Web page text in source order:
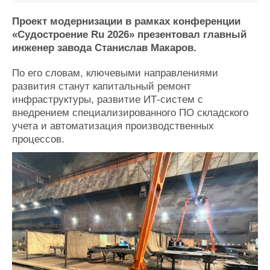
Пульс
Новости
Компании
Работа
Крюинг
Журнал
Реклама
Доска объявлений
Продажа флота
Оборудование
Материалы
Услуги
Конференции
Выставки и семинары
Личности
Словарь
Флот
Галерея флота
Форум
Отзывы
Все службы
Проект модернизации в рамках конференции
«Судостроение Ru 2026» презентовал главный
инженер завода Станислав Макаров.
По его словам, ключевыми направлениями
развития станут капитальный ремонт
инфраструктуры, развитие ИТ-систем с
внедрением специализированного ПО складского
учета и автоматизация производственных
процессов.